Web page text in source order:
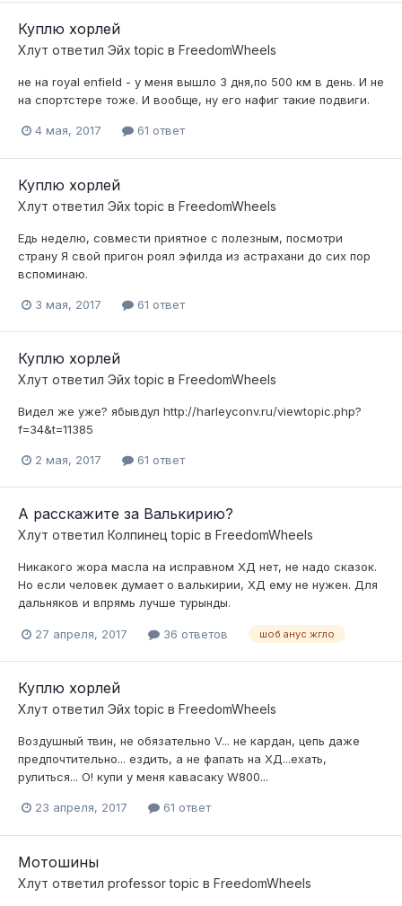
Куплю хорлей
Хлут ответил Эйх topic в FreedomWheels
не на royal enfield - у меня вышло 3 дня,по 500 км в день. И не
на спортстере тоже. И вообще, ну его нафиг такие подвиги.
4 мая, 2017 61 ответ
Куплю хорлей
Хлут ответил Эйх topic в FreedomWheels
Едь неделю, совмести приятное с полезным, посмотри
страну Я свой пригон роял эфилда из астрахани до сих пор
вспоминаю.
3 мая, 2017 61 ответ
Куплю хорлей
Хлут ответил Эйх topic в FreedomWheels
Видел же уже? ябывдул http://harleyconv.ru/viewtopic.php?
f=34&t=11385
2 мая, 2017 61 ответ
А расскажите за Валькирию?
Хлут ответил Колпинец topic в FreedomWheels
Никакого жора масла на исправном ХД нет, не надо сказок.
Но если человек думает о валькирии, ХД ему не нужен. Для
дальняков и впрямь лучше турынды.
27 апреля, 2017 36 ответов шоб анус жгло
Куплю хорлей
Хлут ответил Эйх topic в FreedomWheels
Воздушный твин, не обязательно V... не кардан, цепь даже
предпочтительно... ездить, а не фапать на ХД...ехать,
рулиться... О! купи у меня кавасаку W800...
23 апреля, 2017 61 ответ
Мотошины
Хлут ответил professortopic в FreedomWheels